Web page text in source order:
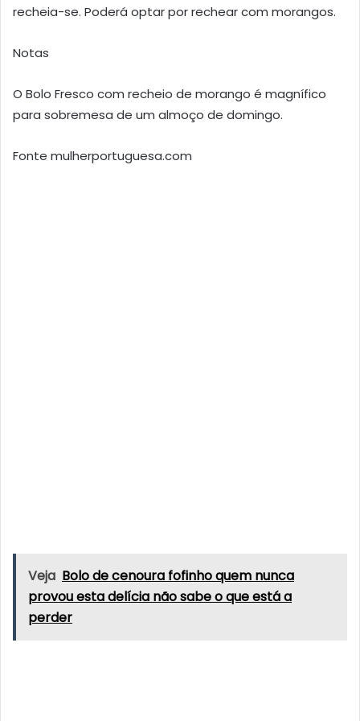
recheia-se. Poderá optar por rechear com morangos.
Notas
O Bolo Fresco com recheio de morango é magnífico
para sobremesa de um almoço de domingo.
Fonte mulherportuguesa.com
Veja Bolo de cenoura fofinho quem nunca
provou esta delícia não sabe o que está a
perder